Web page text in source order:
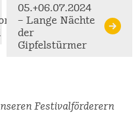
05.+06.07.2024
– Lange Nächte
der
Gipfelstürmer
Festivalförderern